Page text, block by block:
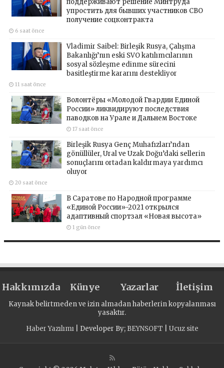
поддерживают решение Минтруда
упростить для бывших участников СВО
получение соцконтракта
6 saat önce
Vladimir Saibel: Birleşik Rusya, Çalışma
Bakanlığı’nın eski SVO katılımcılarının
sosyal sözleşme edinme sürecini
basitleştirme kararını destekliyor
11 saat önce
Волонтёры «Молодой Гвардии Единой
России» ликвидируют последствия
паводков на Урале и Дальнем Востоке
17 saat önce
Birleşik Rusya Genç Muhafızları’ndan
gönüllüler, Ural ve Uzak Doğu’daki sellerin
sonuçlarını ortadan kaldırmaya yardımcı
oluyor
20 saat önce
В Саратове по Народной программе
«Единой России»-2021 открылся
адаптивный спортзал «Новая высота»
1 gün önce
Hakkımızda Künye Yazarlar İletişim
Kaynak belirtmeden ve izin almadan haberlerin kopyalanması
yasaktır.
Haber Yazılımı| Developer By; BEYNSOFT Ucuz site